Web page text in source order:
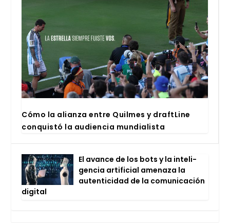
Cómo la alian­za entre Quil­mes y draftLi­ne
con­quis­tó la audien­cia mun­dia­lis­ta
El avan­ce de los bots y la inte­li­
gen­cia arti­fi­cial ame­na­za la
auten­ti­ci­dad de la comu­ni­ca­ción
digi­tal